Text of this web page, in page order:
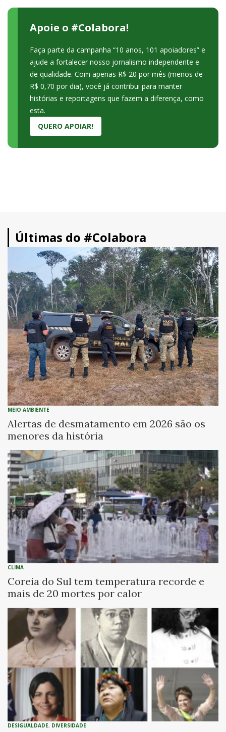
Apoie o #Colabora!
Faça parte da campanha “10 anos, 101 apoiadores” e
ajude a fortalecer nosso jornalismo independente e
de qualidade. Com apenas R$ 20 por mês (menos de
R$ 0,70 por dia), você já contribui para manter
histórias e reportagens que fazem a diferença, como
esta.
QUERO APOIAR!
Últimas do #Colabora
MEIO AMBIENTE
Alertas de desmatamento em 2026 são os
menores da história
CLIMA
Coreia do Sul tem temperatura recorde e
mais de 20 mortes por calor
DESIGUALDADE, DIVERSIDADE